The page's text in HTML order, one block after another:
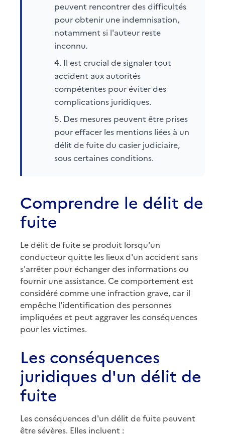
peuvent rencontrer des difficultés
pour obtenir une indemnisation,
notamment si l'auteur reste
inconnu.
Il est crucial de signaler tout
accident aux autorités
compétentes pour éviter des
complications juridiques.
Des mesures peuvent être prises
pour effacer les mentions liées à un
délit de fuite du casier judiciaire,
sous certaines conditions.
Comprendre le délit de
fuite
Le délit de fuite se produit lorsqu'un
conducteur quitte les lieux d'un accident sans
s'arrêter pour échanger des informations ou
fournir une assistance. Ce comportement est
considéré comme une infraction grave, car il
empêche l'identification des personnes
impliquées et peut aggraver les conséquences
pour les victimes.
Les conséquences
juridiques d'un délit de
fuite
Les conséquences d'un délit de fuite peuvent
être sévères. Elles incluent :